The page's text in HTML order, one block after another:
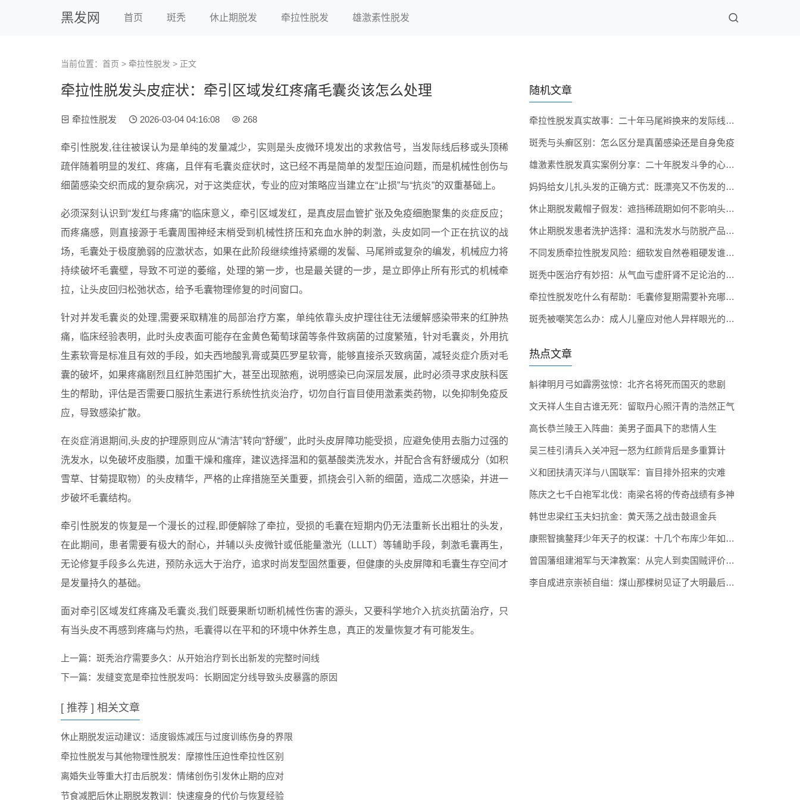
黑发网 首页 斑秃 休止期脱发 牵拉性脱发 雄激素性脱发
当前位置： 首页 > 牵拉性脱发 > 正文
牵拉性脱发头皮症状：牵引区域发红疼痛毛囊炎该怎么处理
牵拉性脱发 2026-03-04 04:16:08 268
牵引性脱发,往往被误认为是单纯的发量减少，实则是头皮微环境发出的求救信号，当发际线后移或头顶稀
疏伴随着明显的发红、疼痛，且伴有毛囊炎症状时，这已经不再是简单的发型压迫问题，而是机械性创伤与
细菌感染交织而成的复杂病况，对于这类症状，专业的应对策略应当建立在“止损”与“抗炎”的双重基础上。
必须深刻认识到“发红与疼痛”的临床意义，牵引区域发红，是真皮层血管扩张及免疫细胞聚集的炎症反应；
而疼痛感，则直接源于毛囊周围神经末梢受到机械性挤压和充血水肿的刺激，头皮如同一个正在抗议的战
场，毛囊处于极度脆弱的应激状态，如果在此阶段继续维持紧绷的发髻、马尾辫或复杂的编发，机械应力将
持续破坏毛囊壁，导致不可逆的萎缩，处理的第一步，也是最关键的一步，是立即停止所有形式的机械牵
拉，让头皮回归松弛状态，给予毛囊物理修复的时间窗口。
针对并发毛囊炎的处理,需要采取精准的局部治疗方案，单纯依靠头皮护理往往无法缓解感染带来的红肿热
痛，临床经验表明，此时头皮表面可能存在金黄色葡萄球菌等条件致病菌的过度繁殖，针对毛囊炎，外用抗
生素软膏是标准且有效的手段，如夫西地酸乳膏或莫匹罗星软膏，能够直接杀灭致病菌，减轻炎症介质对毛
囊的破坏，如果疼痛剧烈且红肿范围扩大，甚至出现脓疱，说明感染已向深层发展，此时必须寻求皮肤科医
生的帮助，评估是否需要口服抗生素进行系统性抗炎治疗，切勿自行盲目使用激素类药物，以免抑制免疫反
应，导致感染扩散。
在炎症消退期间,头皮的护理原则应从“清洁”转向“舒缓”，此时头皮屏障功能受损，应避免使用去脂力过强的
洗发水，以免破坏皮脂膜，加重干燥和瘙痒，建议选择温和的氨基酸类洗发水，并配合含有舒缓成分（如积
雪草、甘菊提取物）的头皮精华，严格的止痒措施至关重要，抓挠会引入新的细菌，造成二次感染，并进一
步破坏毛囊结构。
牵引性脱发的恢复是一个漫长的过程,即便解除了牵拉，受损的毛囊在短期内仍无法重新长出粗壮的头发，
在此期间，患者需要有极大的耐心，并辅以头皮微针或低能量激光（LLLT）等辅助手段，刺激毛囊再生，
无论修复手段多么先进，预防永远大于治疗，追求时尚发型固然重要，但健康的头皮屏障和毛囊生存空间才
是发量持久的基础。
面对牵引区域发红疼痛及毛囊炎,我们既要果断切断机械性伤害的源头，又要科学地介入抗炎抗菌治疗，只
有当头皮不再感到疼痛与灼热，毛囊得以在平和的环境中休养生息，真正的发量恢复才有可能发生。
上一篇： 斑秃治疗需要多久：从开始治疗到长出新发的完整时间线
下一篇： 发缝变宽是牵拉性脱发吗：长期固定分线导致头皮暴露的原因
[ 推荐 ] 相关文章
休止期脱发运动建议：适度锻炼减压与过度训练伤身的界限
牵拉性脱发与其他物理性脱发：摩擦性压迫性牵拉性区别
离婚失业等重大打击后脱发：情绪创伤引发休止期的应对
节食减肥后休止期脱发教训：快速瘦身的代价与恢复经验
随机文章
牵拉性脱发真实故事：二十年马尾辫换来的发际线代价
斑秃与头癣区别：怎么区分是真菌感染还是自身免疫
雄激素性脱发真实案例分享：二十年脱发斗争的心路历程
妈妈给女儿扎头发的正确方式：既漂亮又不伤发的小技巧
休止期脱发戴帽子假发：遮挡稀疏期如何不影响头皮呼吸
休止期脱发患者洗护选择：温和洗发水与防脱产品有必要吗
不同发质牵拉性脱发风险：细软发自然卷粗硬发谁更容易秃
斑秃中医治疗有妙招：从气血亏虚肝肾不足论治的思路
牵拉性脱发吃什么有帮助：毛囊修复期需要补充哪些营养
斑秃被嘲笑怎么办：成人儿童应对他人异样眼光的策略
热点文章
斛律明月弓如霹雳弦惊：北齐名将死而国灭的悲剧
文天祥人生自古谁无死：留取丹心照汗青的浩然正气
高长恭兰陵王入阵曲：美男子面具下的悲情人生
吴三桂引清兵入关冲冠一怒为红颜背后是多重算计
义和团扶清灭洋与八国联军：盲目排外招来的灾难
陈庆之七千白袍军北伐：南梁名将的传奇战绩有多神
韩世忠梁红玉夫妇抗金：黄天荡之战击鼓退金兵
康熙智擒鳌拜少年天子的权谋：十几个布库少年如何搞定辅政大臣
曾国藩组建湘军与天津教案：从完人到卖国贼评价巨变
李自成进京崇祯自缢：煤山那棵树见证了大明最后时刻